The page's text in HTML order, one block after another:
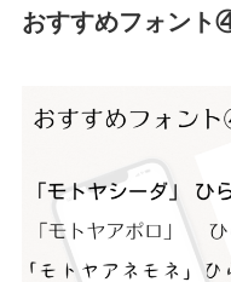
おすすめフォント